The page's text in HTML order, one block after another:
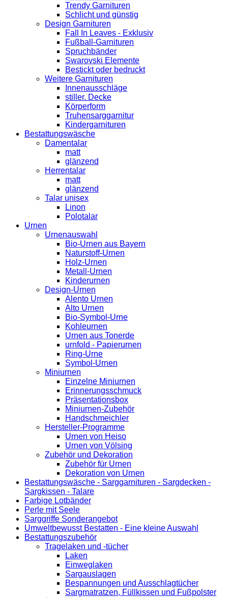
Trendy Garnituren
Schlicht und günstig
Design Garnituren
Fall In Leaves - Exklusiv
Fußball-Garnituren
Spruchbänder
Swarovski Elemente
Bestickt oder bedruckt
Weitere Garnituren
Innenausschläge
stiller. Decke
Körperform
Truhensarggarnitur
Kindergarnituren
Bestattungswäsche
Damentalar
matt
glänzend
Herrentalar
matt
glänzend
Talar unisex
Linon
Polotalar
Urnen
Urnenauswahl
Bio-Urnen aus Bayern
Naturstoff-Urnen
Holz-Urnen
Metall-Urnen
Kinderurnen
Design-Urnen
Alento Urnen
Alto Urnen
Bio-Symbol-Urne
Kohleurnen
Urnen aus Tonerde
urnfold - Papierurnen
Ring-Urne
Symbol-Urnen
Miniurnen
Einzelne Miniurnen
Erinnerungsschmuck
Präsentationsbox
Miniurnen-Zubehör
Handschmeichler
Hersteller-Programme
Urnen von Heiso
Urnen von Völsing
Zubehör und Dekoration
Zubehör für Urnen
Dekoration von Urnen
Bestattungswäsche - Sarggarnituren - Sargdecken -
Sargkissen - Talare
Farbige Lotbänder
Perle mit Seele
Sarggriffe Sonderangebot
Umweltbewusst Bestatten - Eine kleine Auswahl
Bestattungszubehör
Tragelaken und -tücher
Laken
Einweglaken
Sargauslagen
Bespannungen und Ausschlagtücher
Sargmatratzen, Füllkissen und Fußpolster